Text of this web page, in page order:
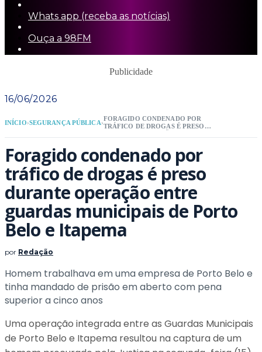
Whats app (receba as notícias)
Ouça a 98FM
Publicidade
16/06/2026
INÍCIO›SEGURANÇA PÚBLICA›
FORAGIDO CONDENADO POR
TRÁFICO DE DROGAS É PRESO
BELO E ITAPEMA
Foragido condenado por
tráfico de drogas é preso
durante operação entre
guardas municipais de Porto
Belo e Itapema
por Redação
Homem trabalhava em uma empresa de Porto Belo e
tinha mandado de prisão em aberto com pena
superior a cinco anos
Uma operação integrada entre as Guardas Municipais
de Porto Belo e Itapema resultou na captura de um